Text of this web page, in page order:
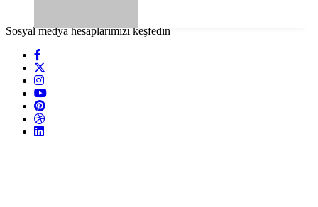
Sosyal medya hesaplarımızı keşfedin